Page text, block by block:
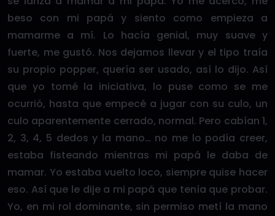
beso con mi papá y siento como empieza a
mamarme a mí. Lo hacía genial, muy suave y
fuerte, me gustó. Nos dejamos llevar y el tipo traía
su propio popper, quería ser usado, así lo dijo. Así
que yo tomé la iniciativa, lo puse como se me
ocurrió, hasta que empecé a jugar con su culo, un
culo aparentemente cerrado, normal. Pero cabían 1,
2, 3, 4, 5 dedos y la mano… no me lo podía creer,
estaba fisteando mientras mi papá le daba de
mamar. Yo estaba vuelto loco, siempre quise hacer
eso. Así que le dije a mi papá que tenía que probar.
Yo, en mi rol dominante, sin permiso metí la mano